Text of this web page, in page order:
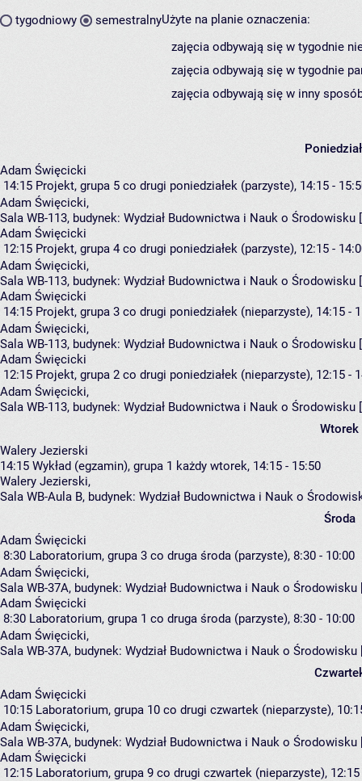
tygodniowy semestralnyUżyte na planie oznaczenia:
zajęcia odbywają się w tygodnie
zajęcia odbywają się w tygodnie
zajęcia odbywają się w inny
Adam Święcicki
14:15 Projekt, grupa 5 co drugi poniedziałek (parzyste), 14:15 -
Adam Święcicki,
Sala WB-113, budynek: Wydział Budownictwa i Nauk o Środowisku
Adam Święcicki
12:15 Projekt, grupa 4 co drugi poniedziałek (parzyste), 12:15 -
Adam Święcicki,
Sala WB-113, budynek: Wydział Budownictwa i Nauk o Środowisku
Adam Święcicki
14:15 Projekt, grupa 3 co drugi poniedziałek (nieparzyste), 14:15 -
Adam Święcicki,
Sala WB-113, budynek: Wydział Budownictwa i Nauk o Środowisku
Adam Święcicki
12:15 Projekt, grupa 2 co drugi poniedziałek (nieparzyste), 12:15 -
Adam Święcicki,
Sala WB-113, budynek: Wydział Budownictwa i Nauk o Środowisku
Wtorek
Walery Jezierski
14:15 Wykład (egzamin), grupa 1 każdy wtorek, 14:15 - 15:50
Walery Jezierski,
Sala WB-Aula B, budynek: Wydział Budownictwa i Nauk o
Środa
Adam Święcicki
8:30 Laboratorium, grupa 3 co druga środa (parzyste), 8:30 - 10:00
Adam Święcicki,
Sala WB-37A, budynek: Wydział Budownictwa i Nauk o Środowisku
Adam Święcicki
8:30 Laboratorium, grupa 1 co druga środa (parzyste), 8:30 - 10:00
Adam Święcicki,
Sala WB-37A, budynek: Wydział Budownictwa i Nauk o Środowisku
Adam Święcicki
10:15 Laboratorium, grupa 10 co drugi czwartek (nieparzyste),
Adam Święcicki,
Sala WB-37A, budynek: Wydział Budownictwa i Nauk o Środowisku
Adam Święcicki
12:15 Laboratorium, grupa 9 co drugi czwartek (nieparzyste), 12:15